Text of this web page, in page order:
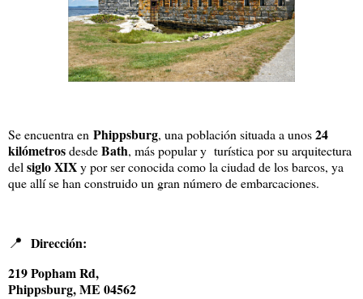
Se encuentra en Phippsburg, una población situada a unos24
kilómetrosdesdeBath, más popular y turística por su arquitectura
delsiglo XIXy por ser conocida como la ciudad de los barcos, ya
que allí se han construido un gran número de embarcaciones.
📍 Dirección:
219 Popham Rd,
Phippsburg, ME 04562